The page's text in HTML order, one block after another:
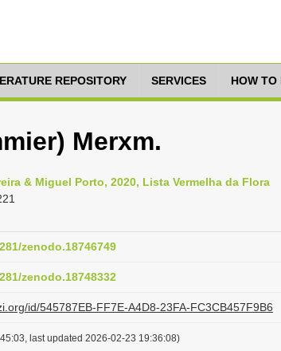
REPOSITORY SERVICES HOW TO
Merxm.
& Miguel Porto, 2020, Lista Vermelha da Flora
zenodo.18746749
zenodo.18748332
id/545787EB-FF7E-A4D8-23FA-FC3CB457F9B6
last updated 2026-02-23 19:36:08)